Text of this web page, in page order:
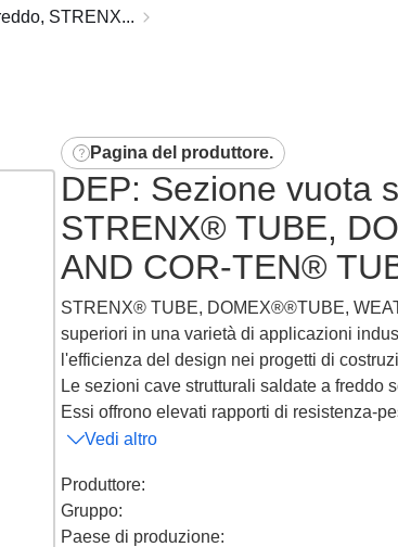
STRENX...
Pagina del produttore.
DEP: Sezione vuota
STRENX® TUBE,
AND COR-TEN®
STRENX® TUBE, DOMEX®®TUBE,
superiori in una varietà di applicazioni
l'efficienza del design nei progetti di
Le sezioni cave strutturali saldate a freddo
Essi offrono elevati rapporti di resistenza-
Vedi altro
Produttore:
Gruppo:
Paese di produzione: